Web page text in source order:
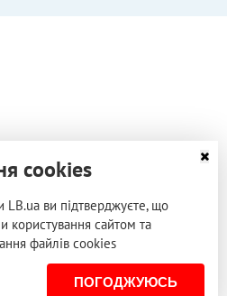
cookies
ви підтверджуєте, що
користування сайтом та
файлів cookies
ПОГОДЖУЮСЬ